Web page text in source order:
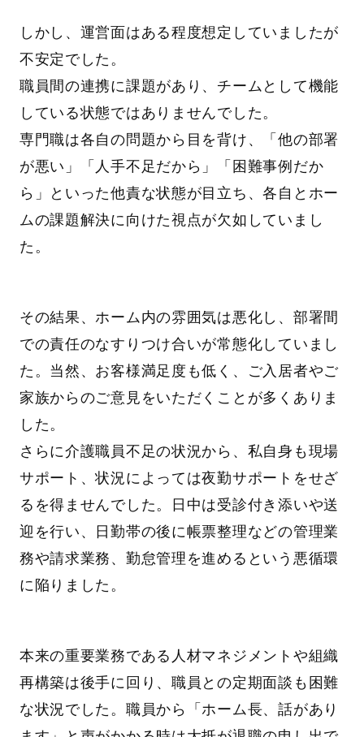
しかし、運営面はある程度想定していましたが
不安定でした。
職員間の連携に課題があり、チームとして機能
している状態ではありませんでした。
専門職は各自の問題から目を背け、「他の部署
が悪い」「人手不足だから」「困難事例だか
ら」といった他責な状態が目立ち、各自とホー
ムの課題解決に向けた視点が欠如していまし
た。
その結果、ホーム内の雰囲気は悪化し、部署間
での責任のなすりつけ合いが常態化していまし
た。当然、お客様満足度も低く、ご入居者やご
家族からのご意見をいただくことが多くありま
した。
さらに介護職員不足の状況から、私自身も現場
サポート、状況によっては夜勤サポートをせざ
るを得ませんでした。日中は受診付き添いや送
迎を行い、日勤帯の後に帳票整理などの管理業
務や請求業務、勤怠管理を進めるという悪循環
に陥りました。
本来の重要業務である人材マネジメントや組織
再構築は後手に回り、職員との定期面談も困難
な状況でした。職員から「ホーム長、話があり